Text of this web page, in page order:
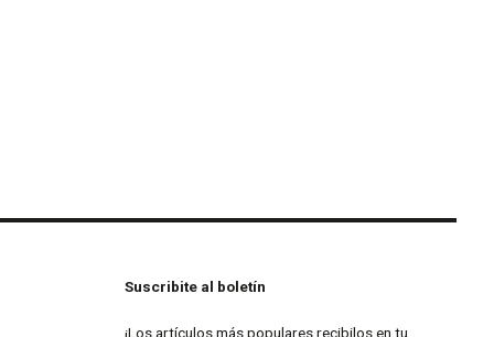
Suscribite al boletín
¡Los artículos más populares recibilos en tu